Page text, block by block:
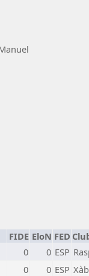
FIDE EloN FED
0 0 ESP
0 0 ESP